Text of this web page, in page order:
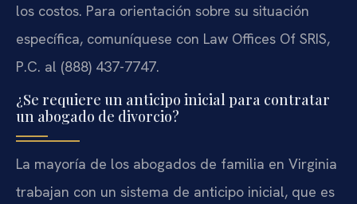
los costos. Para orientación sobre su situación
específica, comuníquese con Law Offices Of SRIS,
P.C. al (888) 437-7747.
¿Se requiere un anticipo inicial para contratar
un abogado de divorcio?
La mayoría de los abogados de familia en Virginia
trabajan con un sistema de anticipo inicial, que es